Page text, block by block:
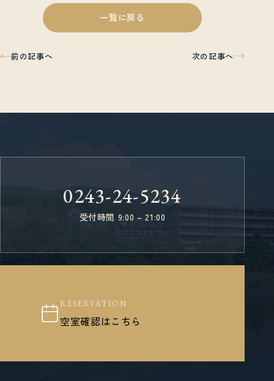
前の記事へ
一覧に戻る
次の記事へ
0243-24-5234
受付時間 9:00 – 21:00
RESERVATION
空室確認はこちら